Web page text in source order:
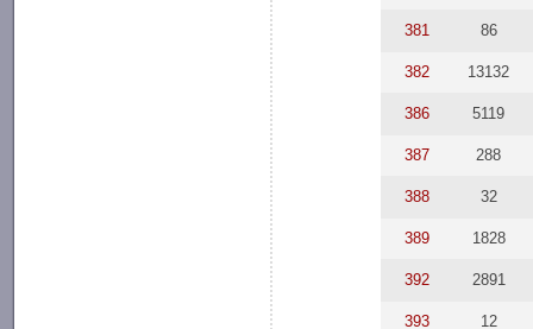
381 86
382 13132
386 5119
387 288
388 32
389 1828
392 2891
393 12